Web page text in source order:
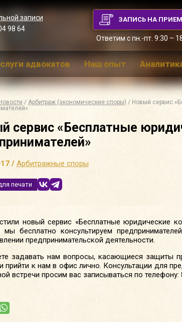
записи
98 64
ЗАПИСЬ НА ПРИЕМ
Ответим с пн.-пт. 9:30 –
адвокатов Наш опыт
Новости / Арбитраж (экономические споры) / Новый сервис
сервис «Бесплатные
/ Арбитражные споры
печати
новый сервис «Бесплатные юридические
мы бесплатно консультируем
предпринимательской деятельности.
задавать нам вопросы, касающиеся защиты
прийти к нам в офис лично. Консультации для
встречи просим вас записываться по телефону: